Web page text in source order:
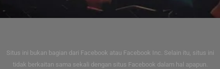
Situs ini bukan bagian dari Facebook atau Facebook Inc. Selain itu, situs ini
tidak berkaitan sama sekali dengan situs Facebook dalam hal apapun.